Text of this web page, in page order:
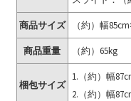
商品サイズ （約）幅
商品重量 （約）65kg
梱包サイズ
1.（約）幅
2.（約）幅